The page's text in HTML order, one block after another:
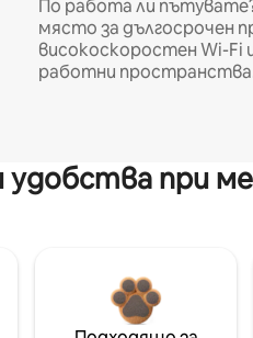
По работа ли
място за дългосрочен
високоскоростен Wi-Fi
работни
удобства при